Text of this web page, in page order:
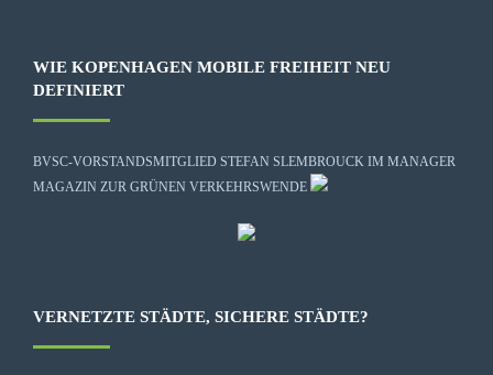
WIE KOPENHAGEN MOBILE FREIHEIT NEU
DEFINIERT
BVSC-VORSTANDSMITGLIED STEFAN SLEMBROUCK IM MANAGER
MAGAZIN ZUR GRÜNEN VERKEHRSWENDE
VERNETZTE STÄDTE, SICHERE STÄDTE?